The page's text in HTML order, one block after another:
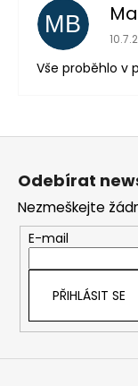
MB
Vše proběhlo v
Z
Odebírat
Nezmeškejte
E-mail
PŘIHLÁSIT SE